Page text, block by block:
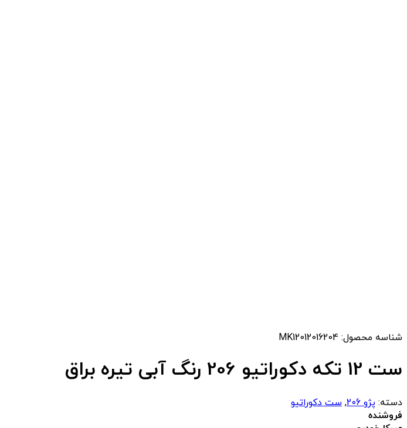
شناسه محصول: MK12012016204
ست 12 تکه دکوراتیو 206 رنگ آبی تیره براق
دسته: پژو 206 , ست دکوراتیو
فروشنده